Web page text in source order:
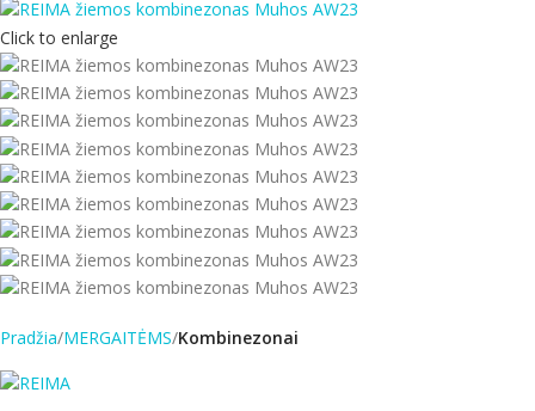
Click to enlarge
Pradžia MERGAITĖMS Kombinezonai